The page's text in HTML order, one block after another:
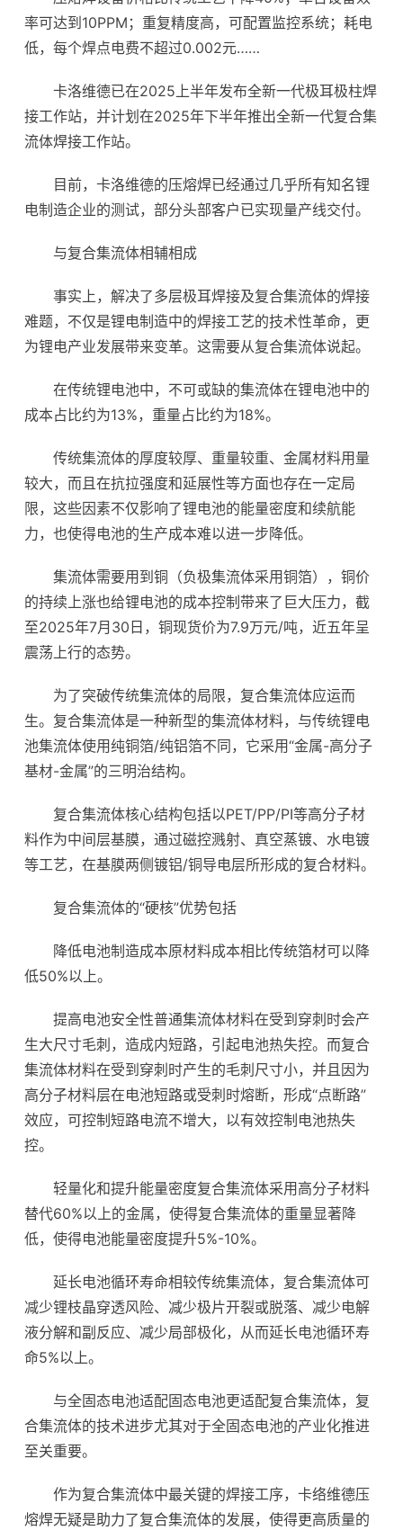
率可达到10PPM；重复精度高，可配置监控系统；耗电
低，每个焊点电费不超过0.002元……
卡洛维德已在2025上半年发布全新一代极耳极柱焊
接工作站，并计划在2025年下半年推出全新一代复合集
流体焊接工作站。
目前，卡洛维德的压熔焊已经通过几乎所有知名锂
电制造企业的测试，部分头部客户已实现量产线交付。
与复合集流体相辅相成
事实上，解决了多层极耳焊接及复合集流体的焊接
难题，不仅是锂电制造中的焊接工艺的技术性革命，更
为锂电产业发展带来变革。这需要从复合集流体说起。
在传统锂电池中，不可或缺的集流体在锂电池中的
成本占比约为13%，重量占比约为18%。
传统集流体的厚度较厚、重量较重、金属材料用量
较大，而且在抗拉强度和延展性等方面也存在一定局
限，这些因素不仅影响了锂电池的能量密度和续航能
力，也使得电池的生产成本难以进一步降低。
集流体需要用到铜（负极集流体采用铜箔），铜价
的持续上涨也给锂电池的成本控制带来了巨大压力，截
至2025年7月30日，铜现货价为7.9万元/吨，近五年呈
震荡上行的态势。
为了突破传统集流体的局限，复合集流体应运而
生。复合集流体是一种新型的集流体材料，与传统锂电
池集流体使用纯铜箔/纯铝箔不同，它采用“金属-高分子
基材-金属”的三明治结构。
复合集流体核心结构包括以PET/PP/PI等高分子材
料作为中间层基膜，通过磁控溅射、真空蒸镀、水电镀
等工艺，在基膜两侧镀铝/铜导电层所形成的复合材料。
复合集流体的“硬核”优势包括
降低电池制造成本原材料成本相比传统箔材可以降
低50%以上。
提高电池安全性普通集流体材料在受到穿刺时会产
生大尺寸毛刺，造成内短路，引起电池热失控。而复合
集流体材料在受到穿刺时产生的毛刺尺寸小，并且因为
高分子材料层在电池短路或受刺时熔断，形成“点断路”
效应，可控制短路电流不增大，以有效控制电池热失
控。
轻量化和提升能量密度复合集流体采用高分子材料
替代60%以上的金属，使得复合集流体的重量显著降
低，使得电池能量密度提升5%-10%。
延长电池循环寿命相较传统集流体，复合集流体可
减少锂枝晶穿透风险、减少极片开裂或脱落、减少电解
液分解和副反应、减少局部极化，从而延长电池循环寿
命5%以上。
与全固态电池适配固态电池更适配复合集流体，复
合集流体的技术进步尤其对于全固态电池的产业化推进
至关重要。
作为复合集流体中最关键的焊接工序，卡络维德压
熔焊无疑是助力了复合集流体的发展，使得更高质量的